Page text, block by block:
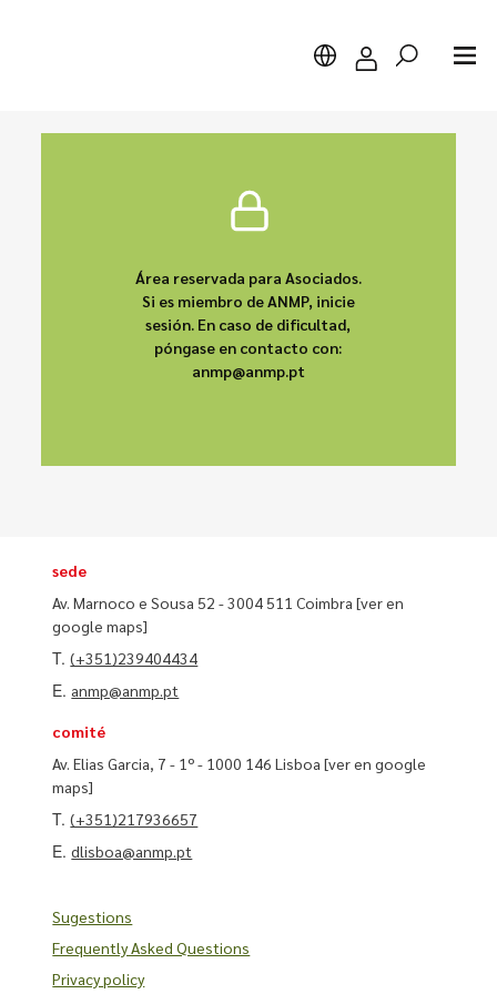
Área reservada para Asociados.
Si es miembro de ANMP, inicie
sesión. En caso de dificultad,
póngase en contacto con:
anmp@anmp.pt
sede
Av. Marnoco e Sousa 52 - 3004 511 Coimbra[ver en
google maps]
T.(+351)239404434
E. anmp@anmp.pt
comité
Av. Elias Garcia, 7 - 1º - 1000 146 Lisboa[ver en google
maps]
T.(+351)217936657
E.dlisboa@anmp.pt
Sugestions
Frequently Asked Questions
Privacy policy